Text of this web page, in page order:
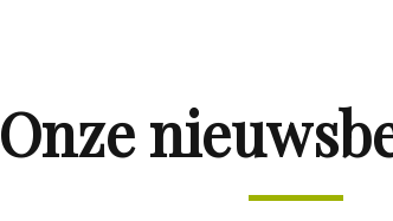
Onze